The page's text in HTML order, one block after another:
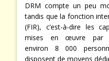
DRM compte un peu
tandis que la fonction
(FIR), c’est-à-dire les
mises en œuvre par
environ 8 000
disposent de moyens